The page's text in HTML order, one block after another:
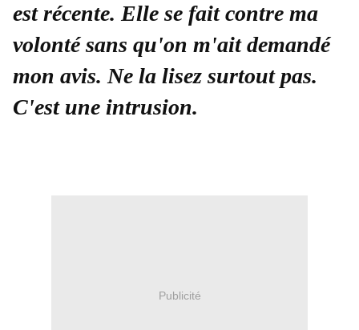
est récente. Elle se fait contre ma
volonté sans qu'on m'ait demandé
mon avis. Ne la lisez surtout pas.
C'est une intrusion.
Publicité